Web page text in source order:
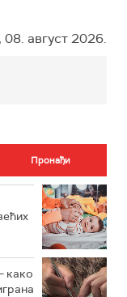
08. август 2026.
како